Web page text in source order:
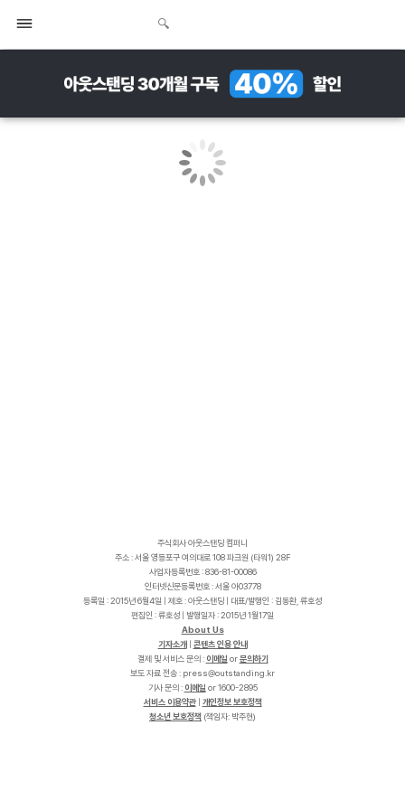
주식회사 아웃스탠딩 컴퍼니
주소 : 서울 영등포구 여의대로 108 파크원 (타워1) 28F
사업자등록번호 : 836-81-00086
인터넷신문등록번호 : 서울 아03778
등록일 : 2015년 6월4일 | 제호 : 아웃스탠딩 | 대표/발행인 : 김동환, 류호성
편집인 : 류호성 | 발행일자 : 2015년 1월17일
About Us
기자소개
콘텐츠 인용 안내
결제 및 서비스 문의 : 이메일 or문의하기
보도 자료 전송 :
r
k
.
g
n
i
d
n
a
t
s
t
u
o
@
s
s
e
r
p
기사 문의 : 이메일 or 1600-2895
서비스 이용약관| 개인정보 보호정책
청소년 보호정책 (책임자: 박주현)